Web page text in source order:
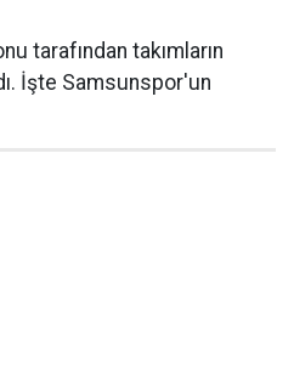
tarafından takımların
İşte Samsunspor'un